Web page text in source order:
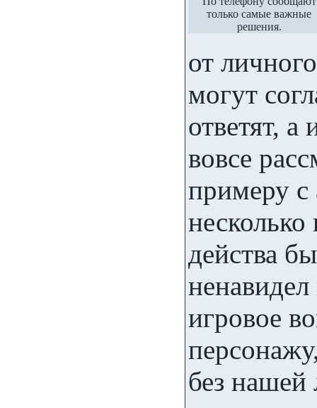
только самые важные
решения.
от
могут
ответят,
вовсе
примеру с
действа
игровое
без